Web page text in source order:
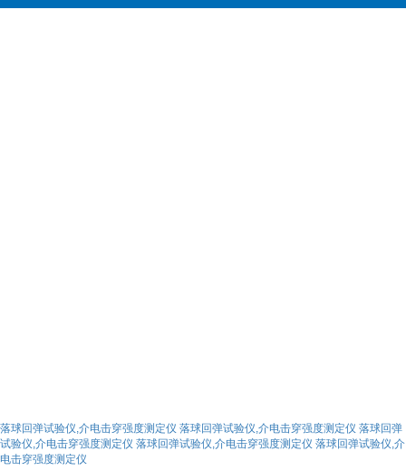
落球回弹试验仪,介电击穿强度测定仪 落球回弹试验仪,介电击穿强度测定仪 落球回弹
试验仪,介电击穿强度测定仪 落球回弹试验仪,介电击穿强度测定仪 落球回弹试验仪,介
电击穿强度测定仪